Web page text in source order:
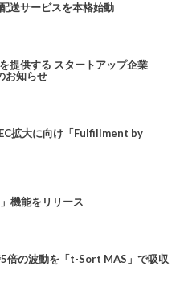
送サービスを本格始動
提供する スタートアップ企業
お知らせ
拡大に向け「Fulfillment by
機能をリリース
倍の波動を「t-Sort MAS」で吸収